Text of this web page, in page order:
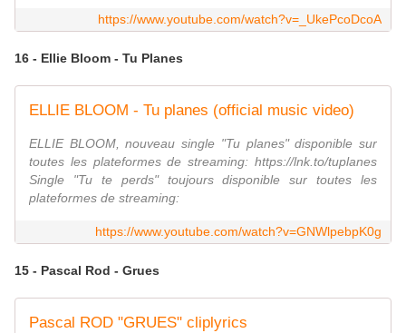
https://www.youtube.com/watch?v=_UkePcoDcoA
16 - Ellie Bloom - Tu Planes
ELLIE BLOOM - Tu planes (official music video)
ELLIE BLOOM, nouveau single "Tu planes" disponible sur
toutes les plateformes de streaming: https://lnk.to/tuplanes
Single "Tu te perds" toujours disponible sur toutes les
plateformes de streaming:
https://www.youtube.com/watch?v=GNWlpebpK0g
15 - Pascal Rod - Grues
Pascal ROD "GRUES" cliplyrics